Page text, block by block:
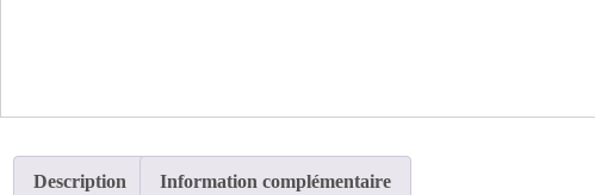
Description Information complémentaire